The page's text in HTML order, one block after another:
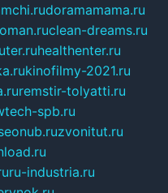
doramamama.ru
clean-dreams.ru
healthenter.ru
kinofilmy-2021.ru
remstir-tolyatti.ru
spb.ru
zvonitut.ru
ru-industria.ru